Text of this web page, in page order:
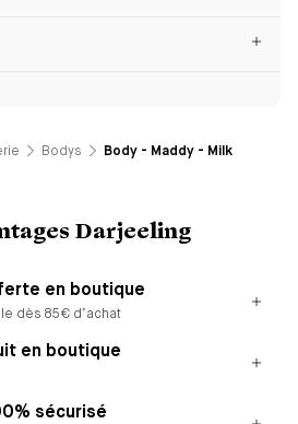
Bodys Body - Maddy - Milk
Darjeeling
en boutique
dès 85€ d’achat
en boutique
sécurisé